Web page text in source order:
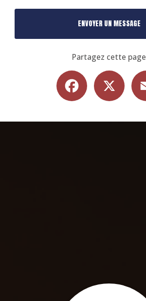
ENVOYER UN MESSAGE
Partagez cette page
Facebook